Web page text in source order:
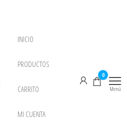
INICIO
PRODUCTOS
CARRITO
MI CUENTA
0
Menú